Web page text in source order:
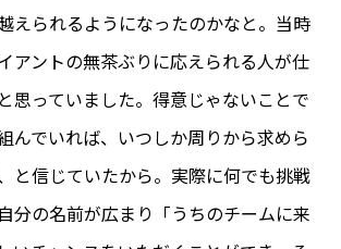
えられるようになったのかなと。当時
アントの無茶ぶりに応えられる人が仕
思っていました。得意じゃないことで
んでいれば、いつしか周りから求めら
と信じていたから。実際に何でも挑戦
分の名前が広まり「うちのチームに来